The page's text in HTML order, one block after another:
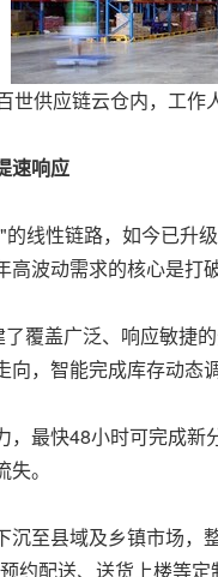
世供应链云仓内，工作
速响应
线性链路，如今已升
波动需求的核心是打
覆盖广泛、响应敏捷
，智能完成库存动态
，最快48小时可完成
。
至县域及乡镇市场
约配送、送货上楼等